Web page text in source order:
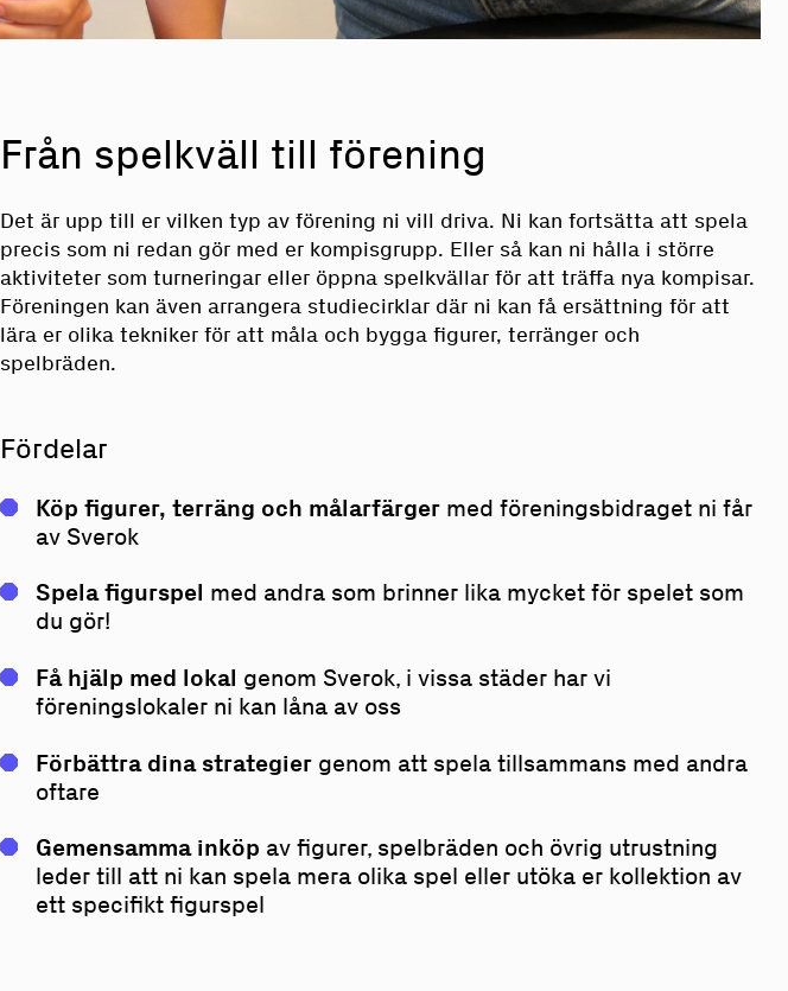
Från spelkväll till förening
Det är upp till er vilken typ av förening ni vill driva. Ni kan fortsätta att spela
precis som ni redan gör med er kompisgrupp. Eller så kan ni hålla i större
aktiviteter som turneringar eller öppna spelkvällar för att träffa nya kompisar.
Föreningen kan även arrangera studiecirklar där ni kan få ersättning för att
lära er olika tekniker för att måla och bygga figurer, terränger och
spelbräden.
Fördelar
Köp figurer, terräng och målarfärger med föreningsbidraget ni får
av Sverok
Spela figurspel med andra som brinner lika mycket för spelet som
du gör!
Få hjälp med lokal genom Sverok, i vissa städer har vi
föreningslokaler ni kan låna av oss
Förbättra dina strategier genom att spela tillsammans med andra
oftare
Gemensamma inköp av figurer, spelbräden och övrig utrustning
leder till att ni kan spela mera olika spel eller utöka er kollektion av
ett specifikt figurspel